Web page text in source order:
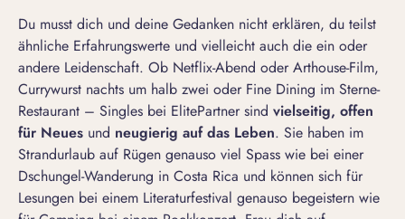
Du musst dich und deine Gedanken nicht erklären, du teilst
ähnliche Erfahrungswerte und vielleicht auch die ein oder
andere Leidenschaft. Ob Netflix-Abend oder Arthouse-Film,
Currywurst nachts um halb zwei oder Fine Dining im Sterne-
Restaurant – Singles bei ElitePartner sind vielseitig, offen
für Neues und neugierig auf das Leben. Sie haben im
Strandurlaub auf Rügen genauso viel Spass wie bei einer
Dschungel-Wanderung in Costa Rica und können sich für
Lesungen bei einem Literaturfestival genauso begeistern wie